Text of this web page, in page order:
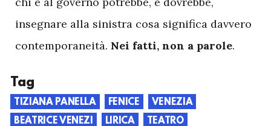
insegnare alla sinistra cosa significa davvero
contemporaneità. Nei fatti, non a parole.
Tag
TIZIANA PANELLA FENICE
VENEZIA
BEATRICE VENEZI
LIRICA TEATRO